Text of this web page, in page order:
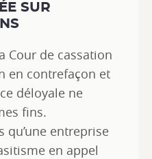
SUR
Cour de cassation
en contrefaçon et
déloyale ne
fins.
qu’une entreprise
en appel